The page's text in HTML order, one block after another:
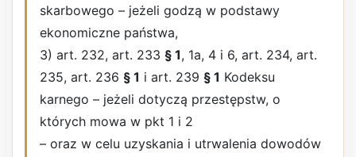
skarbowego – jeżeli godzą w podstawy
ekonomiczne państwa,
3) art. 232, art. 233 § 1, 1a, 4 i 6, art. 234, art.
235, art. 236 § 1 i art. 239 § 1 Kodeksu
karnego – jeżeli dotyczą przestępstw, o
których mowa w pkt 1 i 2
– oraz w celu uzyskania i utrwalenia dowodów